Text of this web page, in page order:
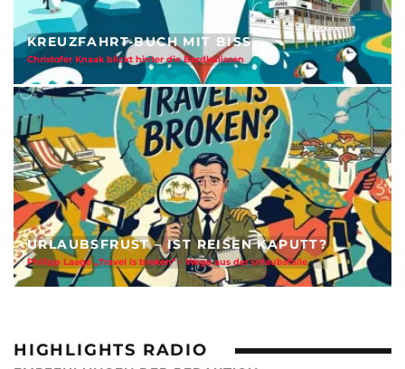
KREUZFAHRT-BUCH MIT BISS
Christofer Knaak blickt hinter die Bordkulissen
URLAUBSFRUST – IST REISEN KAPUTT?
Philipp Laage „Travel is broken“ - Wege aus der Urlaubsfalle
HIGHLIGHTS RADIO